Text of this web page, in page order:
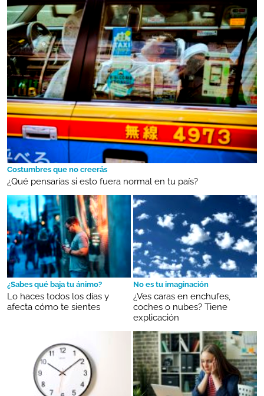
Costumbres que no creerás
¿Qué pensarías si esto fuera normal en tu país?
¿Sabes qué baja tu ánimo?
Lo haces todos los días y
afecta cómo te sientes
No es tu imaginación
¿Ves caras en enchufes,
coches o nubes? Tiene
explicación